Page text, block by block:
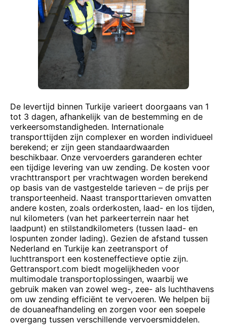
De levertijd binnen Turkije varieert doorgaans van 1
tot 3 dagen, afhankelijk van de bestemming en de
verkeersomstandigheden. Internationale
transporttijden zijn complexer en worden individueel
berekend; er zijn geen standaardwaarden
beschikbaar. Onze vervoerders garanderen echter
een tijdige levering van uw zending. De kosten voor
vrachttransport per vrachtwagen worden berekend
op basis van de vastgestelde tarieven – de prijs per
transporteenheid. Naast transporttarieven omvatten
andere kosten, zoals orderkosten, laad- en los tijden,
nul kilometers (van het parkeerterrein naar het
laadpunt) en stilstandkilometers (tussen laad- en
lospunten zonder lading). Gezien de afstand tussen
Nederland en Turkije kan zeetransport of
luchttransport een kosteneffectieve optie zijn.
Gettransport.com biedt mogelijkheden voor
multimodale transportoplossingen, waarbij we
gebruik maken van zowel weg-, zee- als luchthavens
om uw zending efficiënt te vervoeren. We helpen bij
de douaneafhandeling en zorgen voor een soepele
overgang tussen verschillende vervoersmiddelen.